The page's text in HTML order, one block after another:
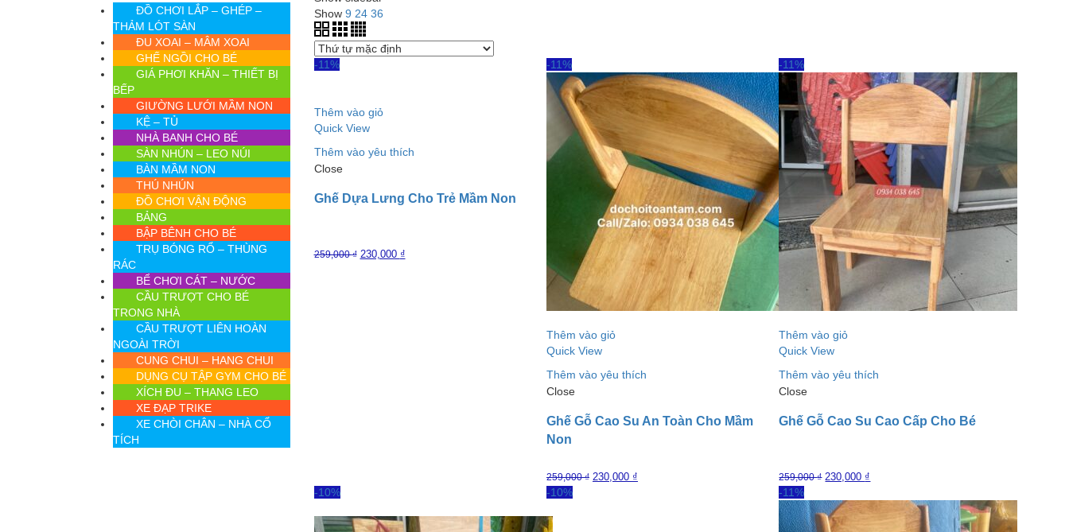
Show 9 24 36
-11%
Thêm vào giỏ
Quick View
Thêm vào yêu thích
Close
Ghế Dựa Lưng Cho Trẻ Mầm Non
259,000₫ 230,000 ₫
-11%
Thêm vào giỏ
Quick View
Thêm vào yêu thích
Close
Ghế Gỗ Cao Su An Toàn Cho Mầm
Non
259,000₫ 230,000 ₫
-11%
Thêm vào giỏ
Quick View
Thêm vào yêu thích
Close
Ghế Gỗ Cao Su Cao Cấp Cho Bé
259,000₫ 230,000 ₫
-10% -10% -11%
ĐỒ CHƠI LẮP – GHÉP –
THẢM LÓT SÀN
ĐU XOAI – MÂM XOAI
GHẾ NGỒI CHO BÉ
GIÁ PHƠI KHĂN – THIẾT BỊ
BẾP
GIƯỜNG LƯỚI MẦM NON
KỆ – TỦ
NHÀ BANH CHO BÉ
SÀN NHÚN – LEO NÚI
BÀN MẦM NON
THÚ NHÚN
ĐỒ CHƠI VẬN ĐỘNG
BẢNG
BẬP BÊNH CHO BÉ
TRỤ BÓNG RỔ – THÙNG
RÁC
BỂ CHƠI CÁT – NƯỚC
CẦU TRƯỢT CHO BÉ
TRONG NHÀ
CẦU TRƯỢT LIÊN HOÀN
NGOÀI TRỜI
CUNG CHUI – HANG CHUI
DỤNG CỤ TẬP GYM CHO BÉ
XÍCH ĐU – THANG LEO
XE ĐẠP TRIKE
XE CHÒI CHÂN – NHÀ CỔ
TÍCH